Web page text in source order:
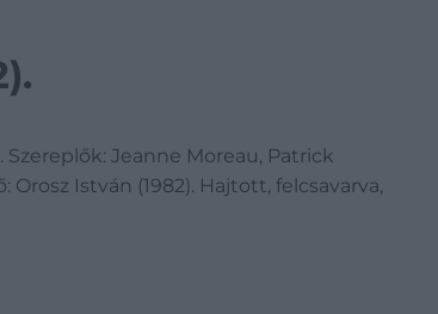
Szereplők: Jeanne Moreau, Patrick
István (1982). Hajtott, felcsavarva,